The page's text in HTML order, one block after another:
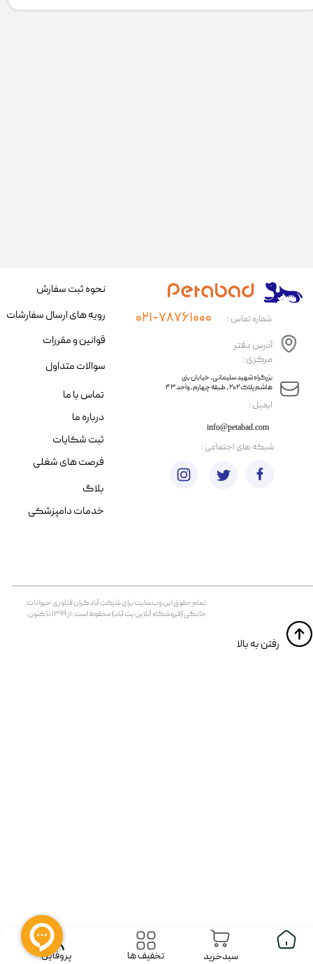
​ایمیل :
آدرس دفتر
مرکزی :
info@petabad.com
​​بزرگراه شهید سلیمانی، خیابان بنی
هاشم پلاک ۲۰۲ ، طبقه چهارم، واحد ۴۳
شماره تماس : ۰۲۱-۷۸۷۶۱۰۰۰
تمام حقوق اين وب‌سايت برای شرکت آبادگران فناوری حیوانات
خانگی (فروشگاه آنلاین پت آباد) محفوظ است. از ۱۳۹۹ تا کنون.
​​رفتن به بالا
نحوه ثبت سفارش
رویه های ارسال سفارشات
قوانین و مقررات
سوالات متداول
تماس با ما
درباره ما
ثبت شکایات
فرصت های شغلی
​شبکه های اجتماعی :
بلاگ
خدمات دامپزشکی
سبدخرید تخفیف ها پروفایل